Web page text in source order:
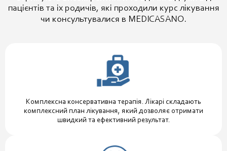
пацієнтів та іх родичів, які проходили курс лікування
чи консультувалися в MEDICASANO.
Комплексна консервативна терапія. Лікарі складають
комплексний план лікування, який дозволяє отримати
швидкий та ефективний результат.